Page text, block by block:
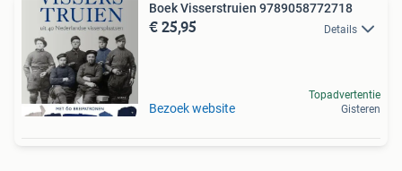
Boek Visserstruien 9789058772718
€ 25,95 Details
Bezoek website
Topadvertentie
Gisteren